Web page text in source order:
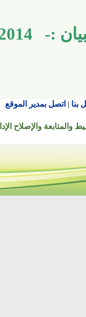
8/2014
| اتصل بمدير الموقع
والإصلاح الإداري